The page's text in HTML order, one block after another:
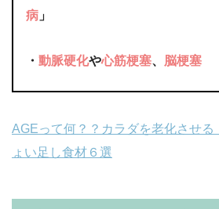
病 」
・ 動脈硬化や心筋梗塞、 脳梗塞
AGEって何？？カラダを老化させる
ょい足し食材６選